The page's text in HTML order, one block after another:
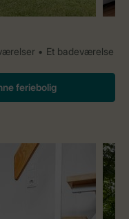
Et badeværelse
feriebolig